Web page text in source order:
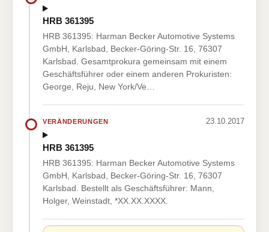
HRB 361395
HRB 361395: Harman Becker Automotive Systems
GmbH, Karlsbad, Becker-Göring-Str. 16, 76307
Karlsbad. Gesamtprokura gemeinsam mit einem
Geschäftsführer oder einem anderen Prokuristen:
George, Reju, New York/Ve…
VERÄNDERUNGEN 23.10.2017
HRB 361395
HRB 361395: Harman Becker Automotive Systems
GmbH, Karlsbad, Becker-Göring-Str. 16, 76307
Karlsbad. Bestellt als Geschäftsführer: Mann,
Holger, Weinstadt, *XX.XX.XXXX.